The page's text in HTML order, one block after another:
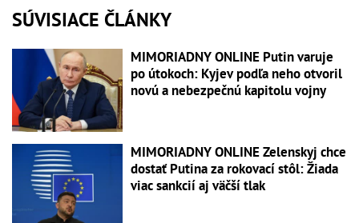
SÚVISIACE ČLÁNKY
MIMORIADNY ONLINE Putin varuje
po útokoch: Kyjev podľa neho otvoril
novú a nebezpečnú kapitolu vojny
MIMORIADNY ONLINE Zelenskyj chce
dostať Putina za rokovací stôl: Žiada
viac sankcií aj väčší tlak